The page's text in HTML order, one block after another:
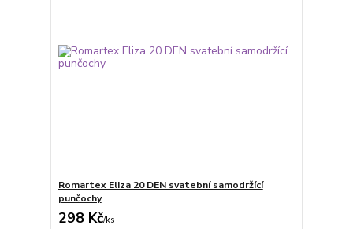
Romartex Eliza 20 DEN svatební samodržící
punčochy
298 Kč/ks